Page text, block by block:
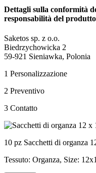
Dettagli sulla conformità
responsabilità del
Saketos sp. z o.o.
Biedrzychowicka 2
59-921 Sieniawka, Polonia
1 Personalizzazione
2 Preventivo
3 Contatto
10 pz Sacchetti di organza
Tessuto: Organza, Size: